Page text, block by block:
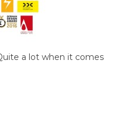
a lot when it comes